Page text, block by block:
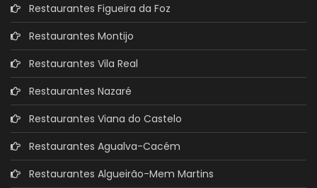
Restaurantes Figueira da Foz
Restaurantes Montijo
Restaurantes Vila Real
Restaurantes Nazaré
Restaurantes Viana do Castelo
Restaurantes Agualva-Cacém
Restaurantes Algueirão-Mem Martins